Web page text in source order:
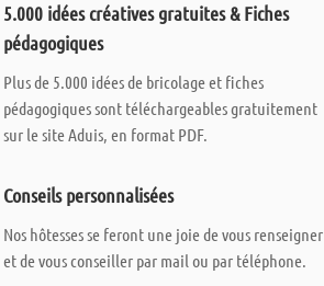
5.000 idées créatives gratuites & Fiches
pédagogiques
Plus de 5.000 idées de bricolage et fiches
pédagogiques sont téléchargeables gratuitement
sur le site Aduis, en format PDF.
Conseils personnalisées
Nos hôtesses se feront une joie de vous renseigner
et de vous conseiller par mail ou par téléphone.